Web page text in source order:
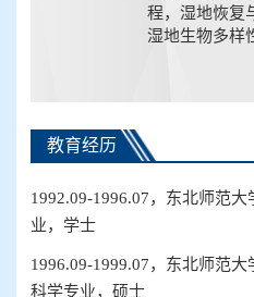
程，湿地恢复
湿地生物多样
教育经历
1992.09-1996.07，东北师范大
业，学士
1996.09-1999.07，东北师范大
科学专业，硕士